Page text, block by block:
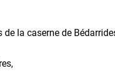
la caserne de